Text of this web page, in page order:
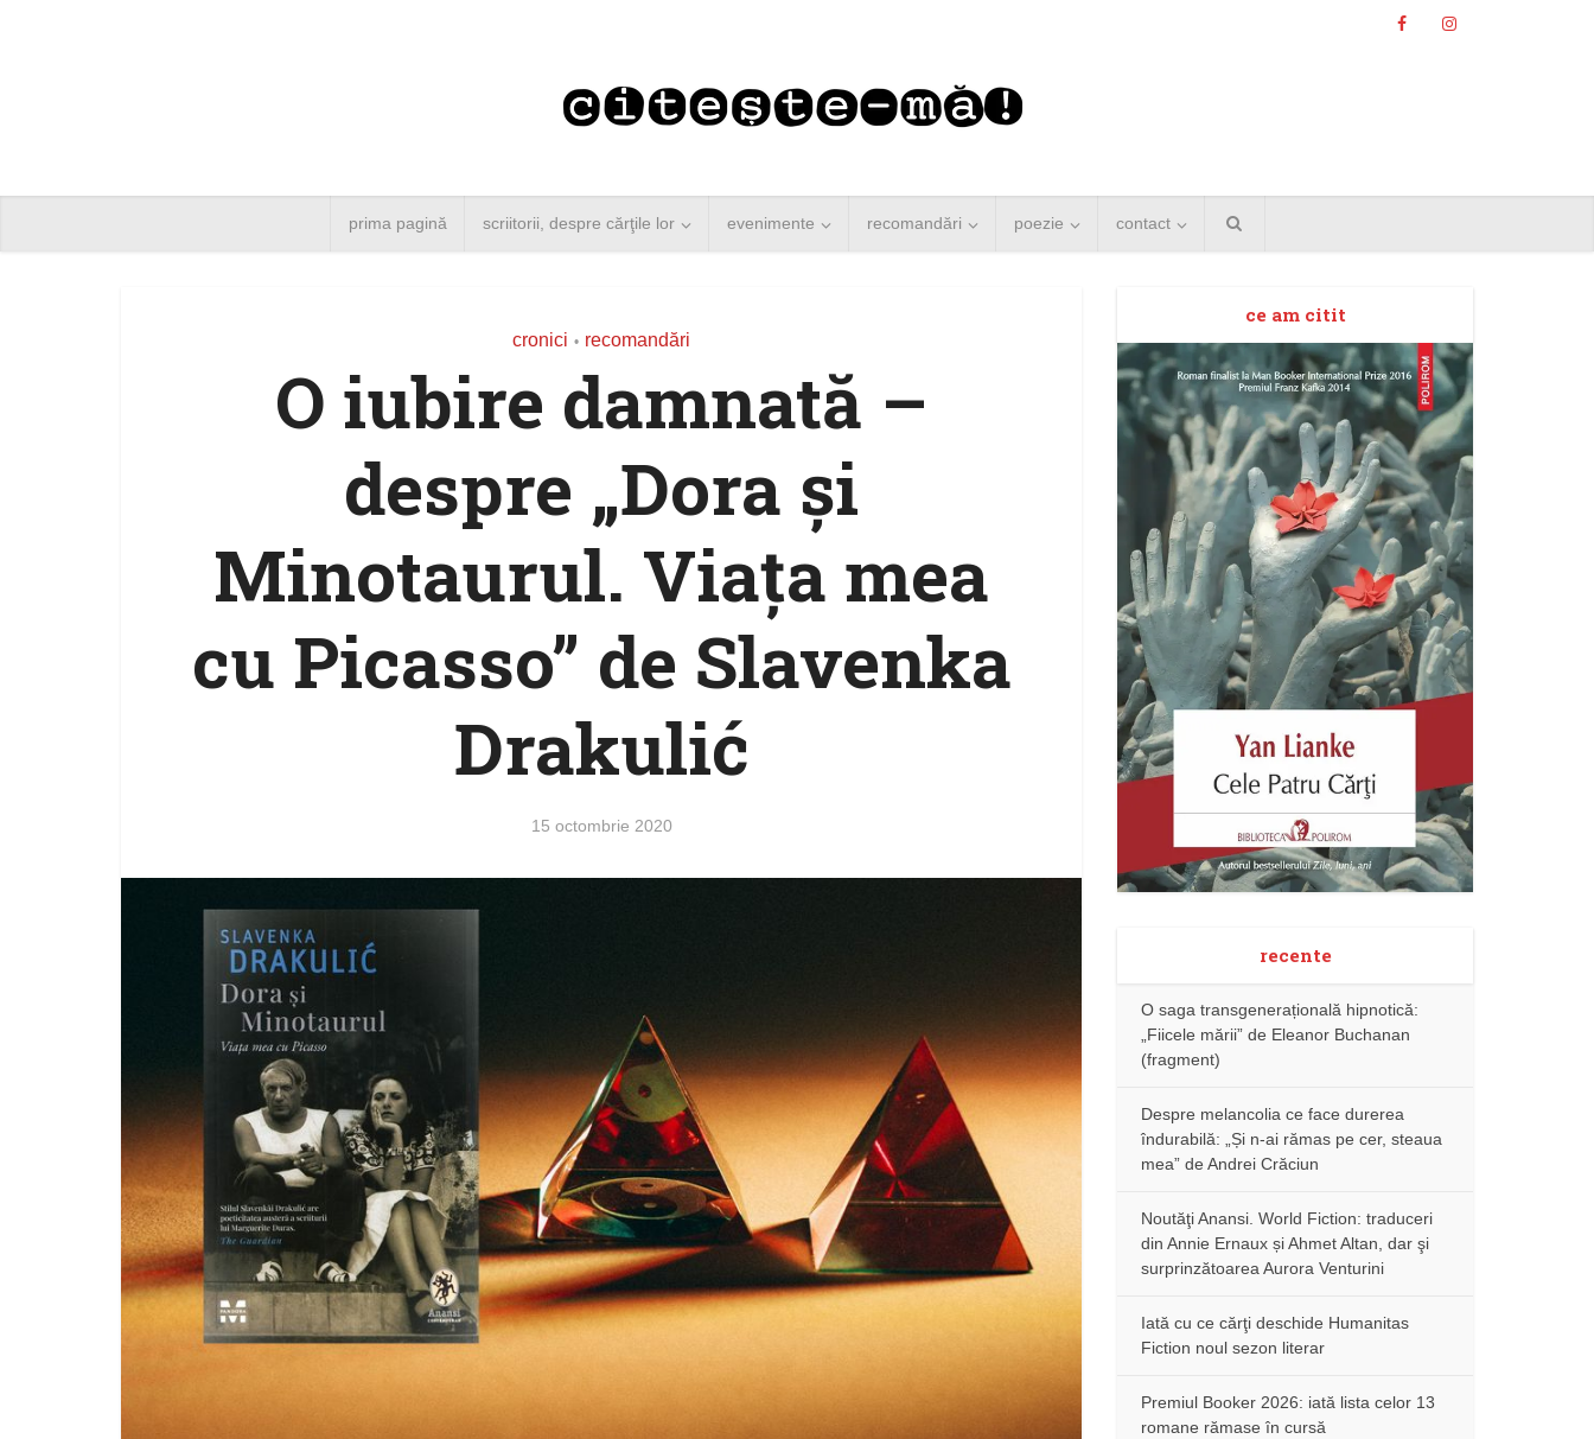
prima pagină scriitorii, despre cărţile lor evenimente recomandări poezie contact
cronici • recomandări
O iubire damnată –
despre „Dora şi
Minotaurul. Viaţa mea
cu Picasso” de Slavenka
Drakulić
15 octombrie 2020
ce am citit
recente
O saga transgenerațională hipnotică:
„Fiicele mării” de Eleanor Buchanan
(fragment)
Despre melancolia ce face durerea
îndurabilă: „Și n-ai rămas pe cer, steaua
mea” de Andrei Crăciun
Noutăţi Anansi. World Fiction: traduceri
din Annie Ernaux și Ahmet Altan, dar şi
surprinzătoarea Aurora Venturini
Iată cu ce cărţi deschide Humanitas
Fiction noul sezon literar
Premiul Booker 2026: iată lista celor 13
romane rămase în cursă